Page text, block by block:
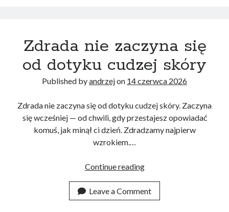
Zdrada nie zaczyna się
od dotyku cudzej skóry
Published byandrzejon 14 czerwca 2026
Zdrada nie zaczyna się od dotyku cudzej skóry. Zaczyna
się wcześniej — od chwili, gdy przestajesz opowiadać
komuś, jak minął ci dzień. Zdradzamy najpierw
wzrokiem.…
Continue readingZdrada
zaczyna
się
Leave a Comment